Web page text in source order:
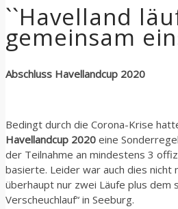
``Havelland
gemeinsam
Abschluss Havellandcup 2020
Bedingt durch die Corona-Krise
Havellandcup 2020 eine
der Teilnahme an mindestens 3
basierte. Leider war auch dies nicht
überhaupt nur zwei Läufe plus dem
Verscheuchlauf“ in Seeburg.